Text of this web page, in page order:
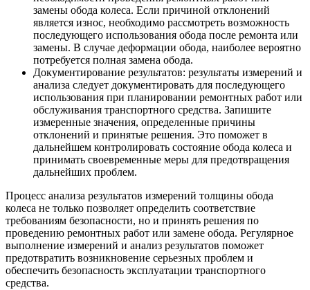
замены обода колеса. Если причиной отклонений
является износ, необходимо рассмотреть возможность
последующего использования обода после ремонта или
замены. В случае деформации обода, наиболее вероятно
потребуется полная замена обода.
Документирование результатов: результаты измерений и
анализа следует документировать для последующего
использования при планировании ремонтных работ или
обслуживания транспортного средства. Запишите
измеренные значения, определенные причины
отклонений и принятые решения. Это поможет в
дальнейшем контролировать состояние обода колеса и
принимать своевременные меры для предотвращения
дальнейших проблем.
Процесс анализа результатов измерений толщины обода
колеса не только позволяет определить соответствие
требованиям безопасности, но и принять решения по
проведению ремонтных работ или замене обода. Регулярное
выполнение измерений и анализ результатов поможет
предотвратить возникновение серьезных проблем и
обеспечить безопасность эксплуатации транспортного
средства.